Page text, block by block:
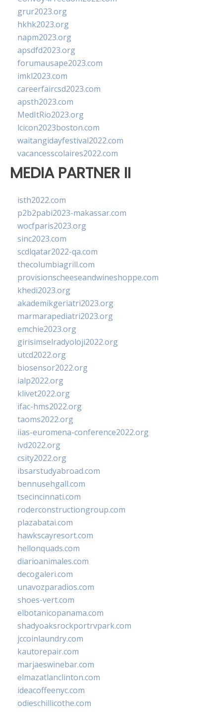
grur2023.org
hkhk2023.org
napm2023.org
apsdfd2023.org
forumausape2023.com
imkl2023.com
careerfaircsd2023.com
apsth2023.com
MedItRio2023.org
lcicon2023boston.com
waitangidayfestival2022.com
vacancesscolaires2022.com
MEDIA PARTNER II
isth2022.com
p2b2pabi2023-makassar.com
wocfparis2023.org
sinc2023.com
scdlqatar2022-qa.com
thecolumbiagrill.com
provisionscheeseandwineshoppe.com
khedi2023.org
akademikgeriatri2023.org
marmarapediatri2023.org
emchie2023.org
girisimselradyoloji2022.org
utcd2022.org
biosensor2022.org
ialp2022.org
klivet2022.org
ifac-hms2022.org
taoms2022.org
iias-euromena-conference2022.org
ivd2022.org
csity2022.org
ibsarstudyabroad.com
bennusehgall.com
tsecincinnati.com
roderconstructiongroup.com
plazabatai.com
hawkscayresort.com
hellonquads.com
diarioanimales.com
decogaleri.com
unavozparadios.com
shoes-vert.com
elbotanicopanama.com
shadyoaksrockportrvpark.com
jccoinlaundry.com
kautorepair.com
marjaeswinebar.com
elmazatlanclinton.com
ideacoffeenyc.com
odieschillicothe.com